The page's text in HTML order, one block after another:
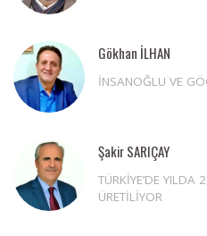
Gökhan İLHAN
İNSANOĞLU VE
Şakir SARIÇAY
TÜRKİYE’DE YILDA
ÜRETİLİYOR